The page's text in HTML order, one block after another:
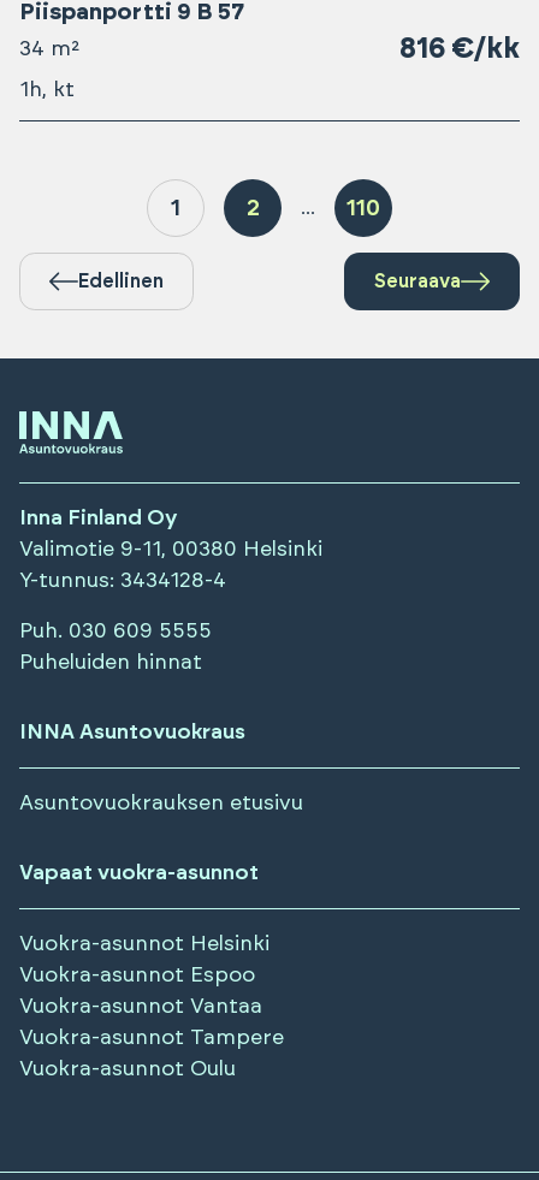
Piispanportti 9 B 57
34 m² 816 €/kk
1h, kt
Edellinen
1 2 ... 110
Seuraava
Inna Finland Oy
Valimotie 9-11, 00380 Helsinki
Y-tunnus: 3434128-4
Puh. 030 609 5555
Puheluiden hinnat
INNA Asuntovuokraus
Asuntovuokrauksen etusivu
Vapaat vuokra-asunnot
Vuokra-asunnot Helsinki
Vuokra-asunnot Espoo
Vuokra-asunnot Vantaa
Vuokra-asunnot Tampere
Vuokra-asunnot Oulu